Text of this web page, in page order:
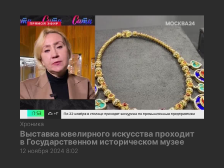
Хроника
Выставка ювелирного искусства проходит
в Государственном историческом музее
12 ноября 2024 8:02